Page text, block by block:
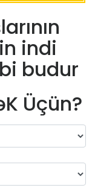
indi
budur
Üçün?